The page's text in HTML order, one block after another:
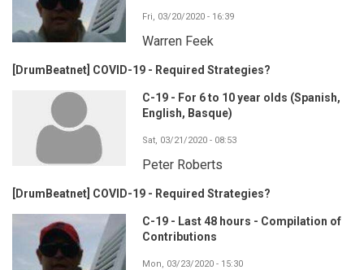
Fri, 03/20/2020 - 16:39
Warren Feek
[DrumBeatnet] COVID-19 - Required Strategies?
C-19 - For 6 to 10 year olds (Spanish,
English, Basque)
Sat, 03/21/2020 - 08:53
Peter Roberts
[DrumBeatnet] COVID-19 - Required Strategies?
C-19 - Last 48 hours - Compilation of
Contributions
Mon, 03/23/2020 - 15:30